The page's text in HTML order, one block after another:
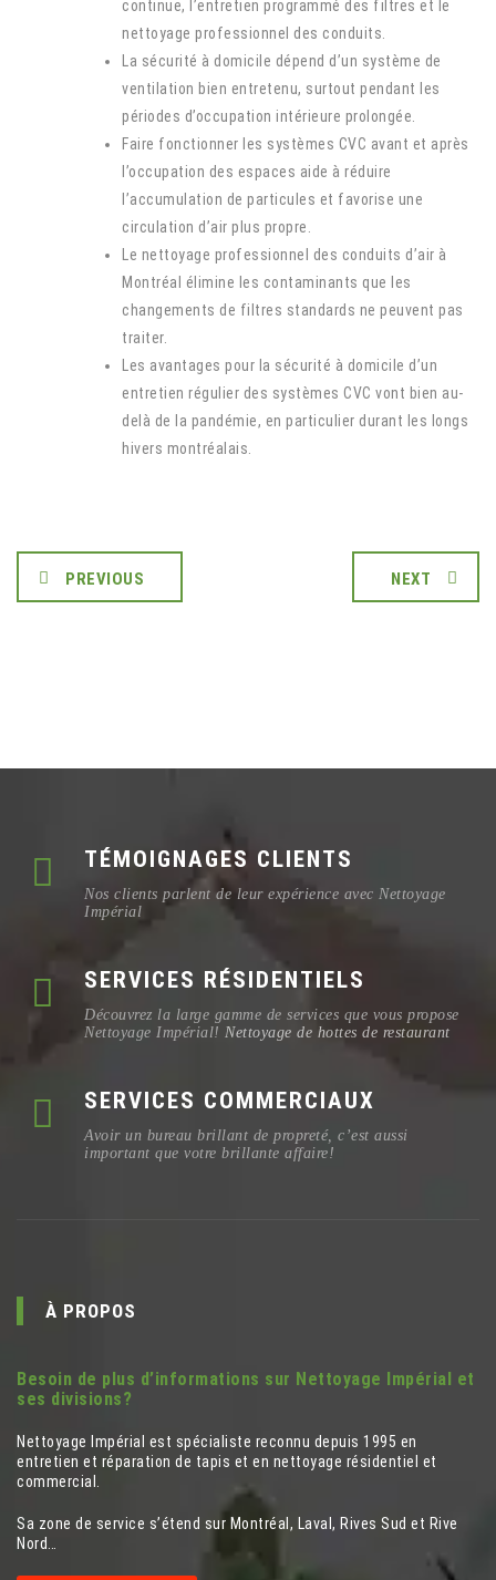
continue, l’entretien programmé des filtres et le
nettoyage professionnel des conduits.
La sécurité à domicile dépend d’un système de
ventilation bien entretenu, surtout pendant les
périodes d’occupation intérieure prolongée.
Faire fonctionner les systèmes CVC avant et après
l’occupation des espaces aide à réduire
l’accumulation de particules et favorise une
circulation d’air plus propre.
Le nettoyage professionnel des conduits d’air à
Montréal élimine les contaminants que les
changements de filtres standards ne peuvent pas
traiter.
Les avantages pour la sécurité à domicile d’un
entretien régulier des systèmes CVC vont bien au-
delà de la pandémie, en particulier durant les longs
hivers montréalais.
PREVIOUS NEXT
TÉMOIGNAGES CLIENTS
Nos clients parlent de leur expérience avec Nettoyage
Impérial
SERVICES RÉSIDENTIELS
Découvrez la large gamme de services que vous propose
Nettoyage Impérial! Nettoyage de hottes de restaurant
SERVICES COMMERCIAUX
Avoir un bureau brillant de propreté, c’est aussi
important que votre brillante affaire!
À PROPOS
Besoin de plus d’informations sur Nettoyage Impérial et
ses divisions?
Nettoyage Impérial est spécialiste reconnu depuis 1995 en
entretien et réparation de tapis et en nettoyage résidentiel et
commercial.
Sa zone de service s’étend sur Montréal, Laval, Rives Sud et Rive
Nord…